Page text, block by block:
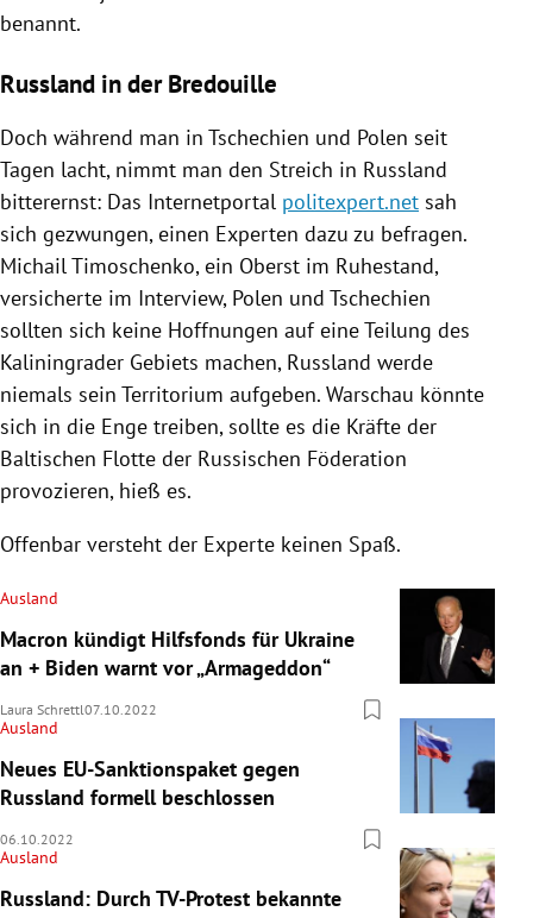
benannt.
Russland in der Bredouille
Doch während man in Tschechien und Polen seit
Tagen lacht, nimmt man den Streich in Russland
bitterernst: Das Internetportal politexpert.net sah
sich gezwungen, einen Experten dazu zu befragen.
Michail Timoschenko, ein Oberst im Ruhestand,
versicherte im Interview, Polen und Tschechien
sollten sich keine Hoffnungen auf eine Teilung des
Kaliningrader Gebiets machen, Russland werde
niemals sein Territorium aufgeben. Warschau könnte
sich in die Enge treiben, sollte es die Kräfte der
Baltischen Flotte der Russischen Föderation
provozieren, hieß es.
Offenbar versteht der Experte keinen Spaß.
Ausland
Macron kündigt Hilfsfonds für Ukraine
an + Biden warnt vor „Armageddon“
Laura Schrettl07.10.2022
Ausland
Neues EU-Sanktionspaket gegen
Russland formell beschlossen
06.10.2022
Ausland
Russland: Durch TV-Protest bekannte